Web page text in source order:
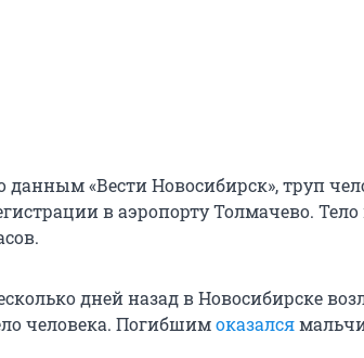
данным «Вести Новосибирск», труп
в аэропорту Толмачево.
дней назад в Новосибирске
человека. Погибшимоказался